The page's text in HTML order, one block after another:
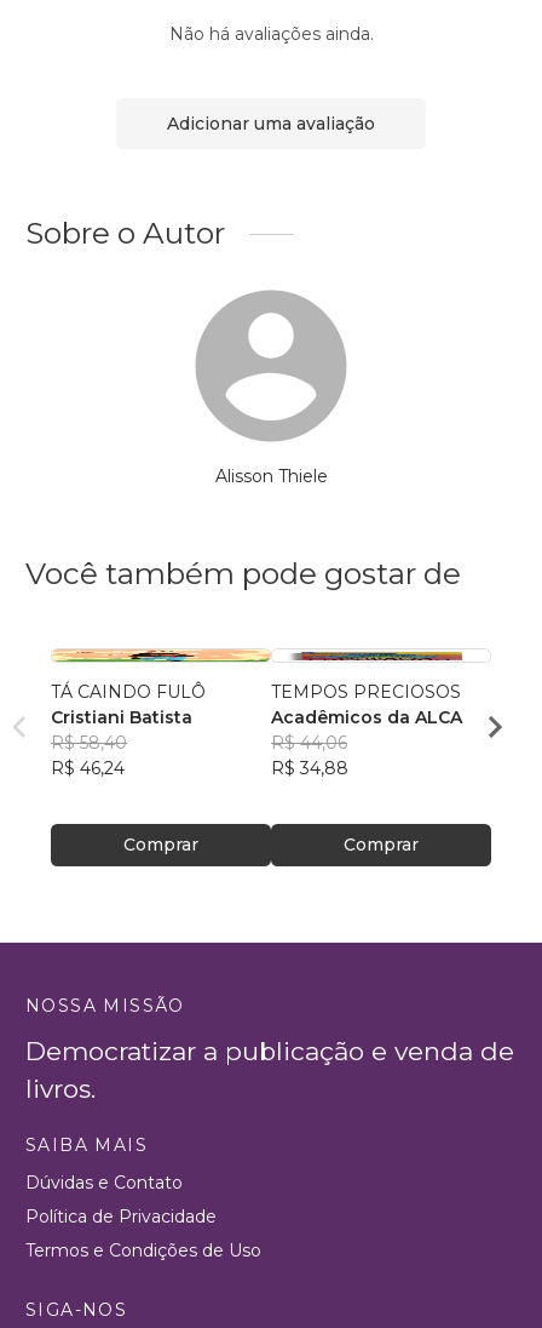
Não há avaliações ainda.
Adicionar uma avaliação
Sobre o Autor
Alisson Thiele
Você também pode gostar de
TÁ CAINDO FULÔ
Cristiani Batista
R$ 58,40
R$ 46,24
Comprar
TEMPOS PRECIOSOS
Acadêmicos da ALCA
R$ 44,06
R$ 34,88
Comprar
Katia
NOSSA MISSÃO
Democratizar a publicação e venda de
livros.
SAIBA MAIS
Dúvidas e Contato
Política de Privacidade
Termos e Condições de Uso
SIGA-NOS